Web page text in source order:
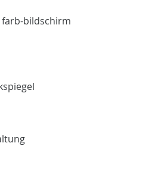
bildschirm